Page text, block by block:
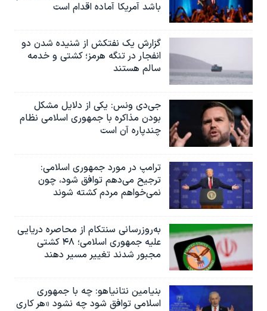
باشد آمریکا آماده اقدام است
گزارش یک نفتکش از شنیده شدن دو
انفجار در تنگه هرمز؛ کشتی و خدمه
سالم هستند
جی‌دی ونس: یکی از دلایل مشکل
بودن مذاکره با جمهوری اسلامی نظام
چندپاره آن است
ترامپ در مورد جمهوری اسلامی:
ترجیح می‌دهم توافق شود، چون
نمی‌خواهم مردم کشته شوند
به‌روزرسانی سنتکام از محاصره دریایی
علیه جمهوری اسلامی؛ ۴۸ کشتی
مجبور شدند تغییر مسیر دهند
بنیامین نتانیاهو: چه با جمهوری
اسلامی توافق شود چه نشود «هر کاری